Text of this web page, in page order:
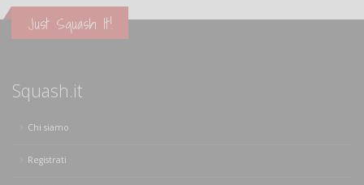
Just Squash It!
Squash.it
Chi siamo
Registrati